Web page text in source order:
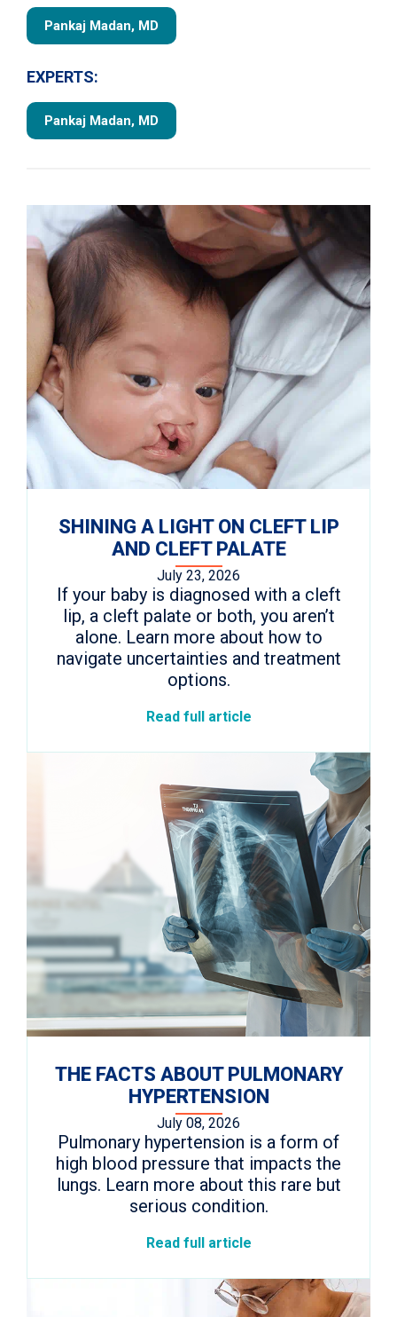
Pankaj Madan, MD
EXPERTS:
Pankaj Madan, MD
SHINING A LIGHT ON CLEFT LIP
AND CLEFT PALATE
July 23, 2026
If your baby is diagnosed with a cleft
lip, a cleft palate or both, you aren’t
alone. Learn more about how to
navigate uncertainties and treatment
options.
Read full article
THE FACTS ABOUT PULMONARY
HYPERTENSION
July 08, 2026
Pulmonary hypertension is a form of
high blood pressure that impacts the
lungs. Learn more about this rare but
serious condition.
Read full article